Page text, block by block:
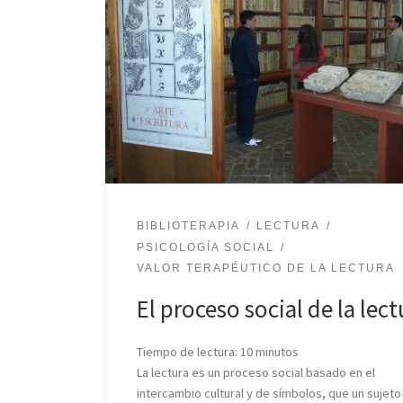
BIBLIOTERAPIA
LECTURA
PSICOLOGÍA SOCIAL
VALOR TERAPÉUTICO DE LA LECTURA
El proceso social de la
Tiempo de lectura: 10minutos
La lectura es un proceso social basado en el
intercambio cultural y de símbolos, que un sujeto